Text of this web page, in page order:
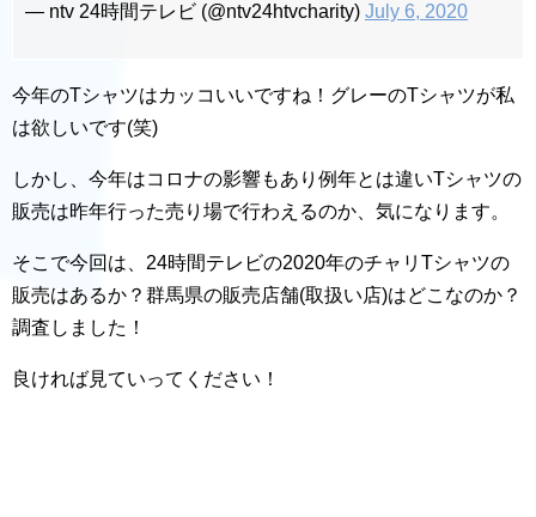
— ntv 24時間テレビ (@ntv24htvcharity) July 6, 2020
今年のTシャツはカッコいいですね！グレーのTシャツが私
は欲しいです(笑)
しかし、今年はコロナの影響もあり例年とは違いTシャツの
販売は昨年行った売り場で行わえるのか、気になります。
そこで今回は、24時間テレビの2020年のチャリTシャツの
販売はあるか？群馬県の販売店舗(取扱い店)はどこなのか？
調査しました！
良ければ見ていってください！